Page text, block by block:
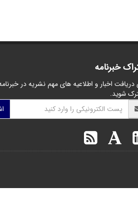
خبرنامه
دریافت اخبار و اطلاعیه های مهم نشریه در
شوید.